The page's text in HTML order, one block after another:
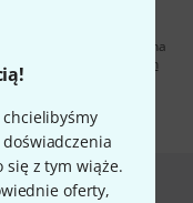
się z tym wiąże.
oferty,
na otrzymywanie
elektroniczną. Możesz
Więcej informacji na
wytycznych dotyczących